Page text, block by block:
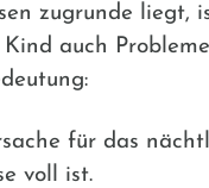
zugrunde liegt,
auch
für das
voll ist.